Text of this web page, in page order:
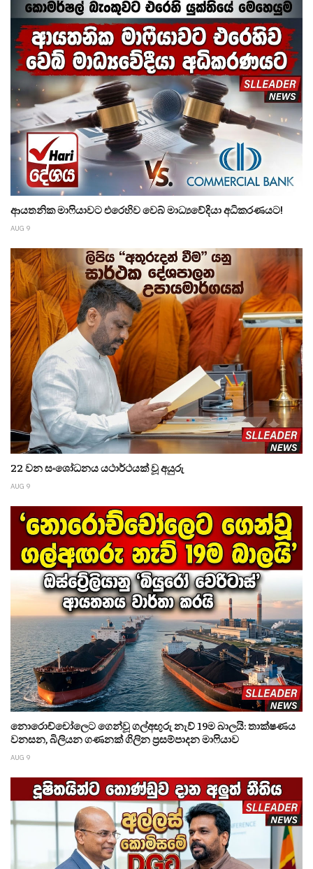
ආයතනික මාෆියාවට එරෙහිව වෙබ් මාධ්‍යවේදියා අධිකරණයට!
AUG 9
22 වන සංශෝධනය යථාර්ථයක් වූ අයුරු
AUG 9
නොරොච්චෝලෙට ගෙන්වූ ගල්අඟුරු නැව් 19ම බාලයි: තාක්ෂණය
වනසන, බිලියන ගණනක් ගිලින ප්‍රසම්පාදන මාෆියාව
AUG 9